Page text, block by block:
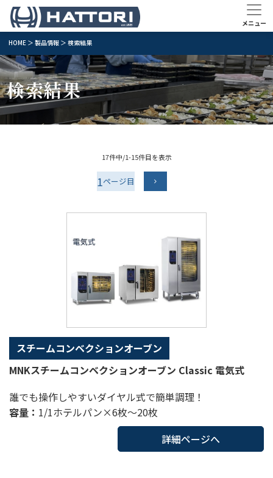
HOME ＞製品情報 ＞ 検索結果
検索結果
17件中/1-15件目を表示
1
スチームコンベクションオーブン
MNKスチームコンベクションオーブン Classic 電気式
誰でも操作しやすいダイヤル式で簡単調理！
容量： 1/1ホテルパン×6枚～20枚
詳細ページへ